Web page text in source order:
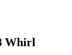
Whirl